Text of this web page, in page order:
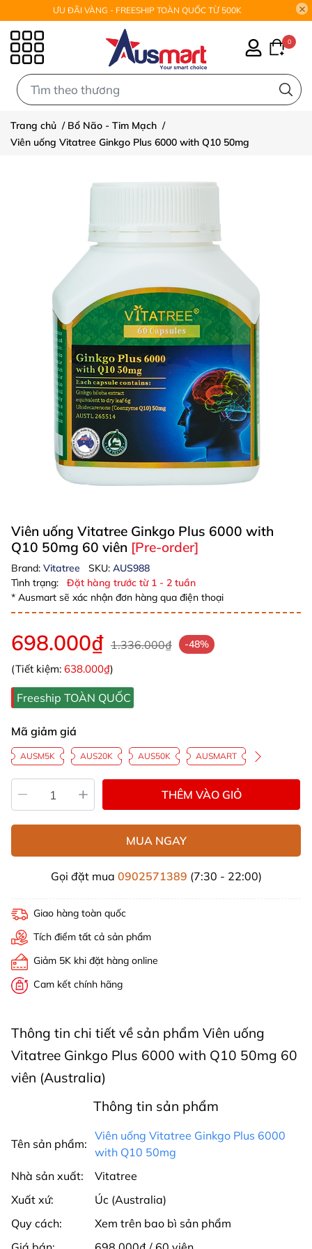
ƯU ĐÃI VÀNG - FREESHIP TOÀN QUỐC TỪ 500K
0
Trang chủ / Bổ Não - Tim Mạch /
Viên uống Vitatree Ginkgo Plus 6000 with Q10 50mg
Viên uống Vitatree Ginkgo Plus 6000 with
Q10 50mg 60 viên [Pre-order]
Brand: Vitatree SKU: AUS988
Tình trạng:
Đặt hàng trước từ 1 - 2 tuần
* Ausmart sẽ xác nhận đơn hàng qua điện thoại
698.000₫ 1.336.000₫ -48%
(Tiết kiệm: 638.000₫)
Freeship TOÀN QUỐC
Mã giảm giá
AUSM5K AUS20K AUS50K AUSMART
THÊM VÀO GIỎ
MUA NGAY
Gọi đặt mua 0902571389 (7:30 - 22:00)
Giao hàng toàn quốc
Tích điểm tất cả sản phẩm
Giảm 5K khi đặt hàng online
Cam kết chính hãng
Thông tin chi tiết về sản phẩm Viên uống
Vitatree Ginkgo Plus 6000 with Q10 50mg 60
viên (Australia)
Thông tin sản phẩm
Tên sản phẩm:
Viên uống Vitatree Ginkgo Plus 6000
with Q10 50mg
Nhà sản xuất:
Vitatree
Xuất xứ:
Úc (Australia)
Quy cách:
Xem trên bao bì sản phẩm